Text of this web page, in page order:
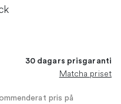
30 dagars prisgaranti
Matcha priset
pris på